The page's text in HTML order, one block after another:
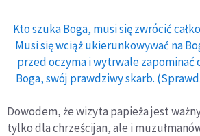
Kto szuka Boga, musi się zwrócić
Musi się wciąż ukierunkowywać na
przed oczyma i wytrwale zapominać
Boga, swój prawdziwy skarb.
Dowodem, że wizyta papieża jest
tylko dla chrześcijan, ale i